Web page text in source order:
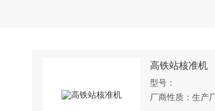
高铁站核准机
型号：
厂商性质：生产